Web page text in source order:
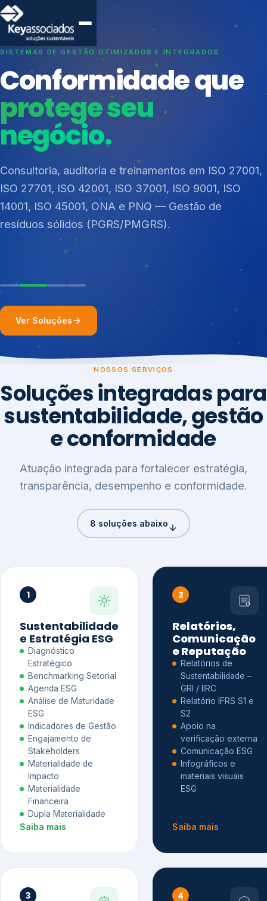
SISTEMAS DE GESTÃO OTIMIZADOS E INTEGRADOS
Conformidade que
protege seu
negócio.
Consultoria, auditoria e treinamentos em ISO 27001,
ISO 27701, ISO 42001, ISO 37001, ISO 9001, ISO
14001, ISO 45001, ONA e PNQ — Gestão de
resíduos sólidos (PGRS/PMGRS).
Índices de Mercado
Reporte Regulatório
Ver Soluções
NOSSOS SERVIÇOS
Soluções integradas para
sustentabilidade, gestão
e conformidade
Atuação integrada para fortalecer estratégia,
transparência, desempenho e conformidade.
8 soluções abaixo
1
Sustentabilidade
e Estratégia ESG
Diagnóstico
Estratégico
Benchmarking Setorial
Agenda ESG
Análise de Maturidade
ESG
Indicadores de Gestão
Engajamento de
Stakeholders
Materialidade de
Impacto
Materialidade
Financeira
Dupla Materialidade
Saiba mais
2
Relatórios,
Comunicação
e Reputação
Relatórios de
Sustentabilidade –
GRI / IIRC
Relatório IFRS S1 e
S2
Apoio na
verificação externa
Comunicação ESG
Infográficos e
materiais visuais
ESG
Saiba mais
3 4